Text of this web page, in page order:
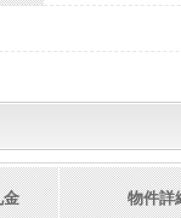
金 物件詳